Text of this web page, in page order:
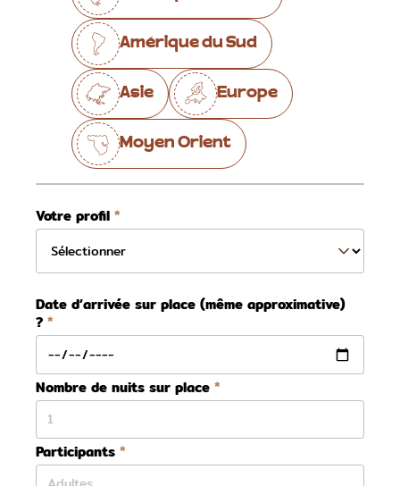
Amérique du Sud
Asie Europe
Moyen Orient
Votre profil
Date d’arrivée sur place (même approximative)
?
Nombre de nuits sur place
Participants